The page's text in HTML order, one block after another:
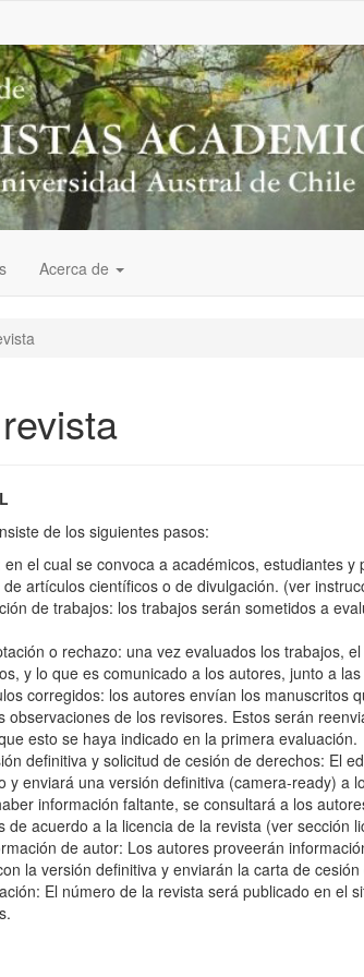
Acerca de
de los siguientes pasos:
el cual se convoca a académicos, estudiantes
artículos científicos o de divulgación. (ver
de trabajos: los trabajos serán sometidos a
o rechazo: una vez evaluados los trabajos,
y lo que es comunicado a los autores, junto a
corregidos: los autores envían los manuscritos
observaciones de los revisores. Estos serán
esto se haya indicado en la primera evaluación.
definitiva y solicitud de cesión de derechos: El
y enviará una versión definitiva (camera-ready) a
información faltante, se consultará a los
de acuerdo a la licencia de la revista (ver sección
de autor: Los autores proveerán
la versión definitiva y enviarán la carta de
El número de la revista será publicado en el